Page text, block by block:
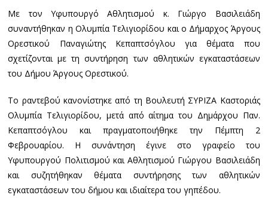
Με τον Υφυπουργό Αθλητισμού κ. Γιώργο Βασιλειάδη
συναντήθηκαν η Ολυμπία Τελιγιορίδου και ο Δήμαρχος Άργους
Ορεστικού Παναγιώτης Κεπαπτσόγλου για θέματα που
σχετίζονται με τη συντήρηση των αθλητικών εγκαταστάσεων
του Δήμου Άργους Ορεστικού.
Το ραντεβού κανονίστηκε από τη Βουλευτή ΣΥΡΙΖΑ Καστοριάς
Ολυμπία Τελιγιορίδου, μετά από αίτημα του Δημάρχου Παν.
Κεπαπτσόγλου και πραγματοποιήθηκε την Πέμπτη 2
Φεβρουαρίου. Η συνάντηση έγινε στο γραφείο του
Υφυπουργού Πολιτισμού και Αθλητισμού Γιώργου Βασιλειάδη
και συζητήθηκαν θέματα συντήρησης των αθλητικών
εγκαταστάσεων του δήμου και ιδιαίτερα του γηπέδου.